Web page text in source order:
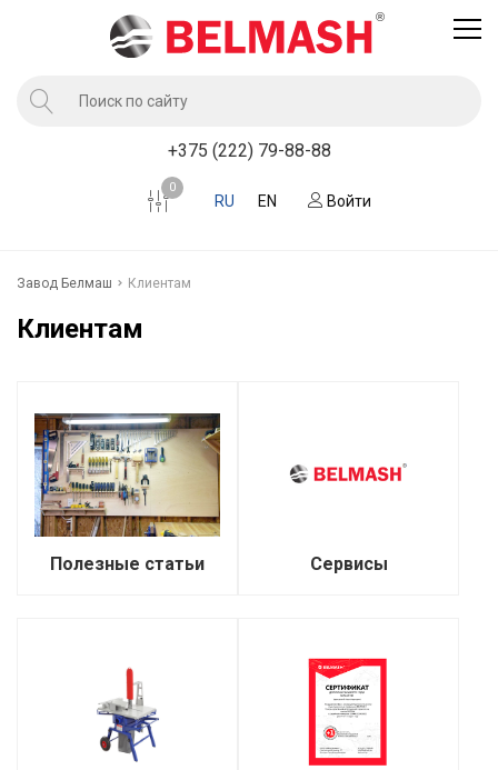
+375 (222) 79-88-88
0
RU EN Войти
Услуги завода BELMASH
Компания
Завод Белмаш Клиентам
Клиентам
Полезные статьи Сервисы